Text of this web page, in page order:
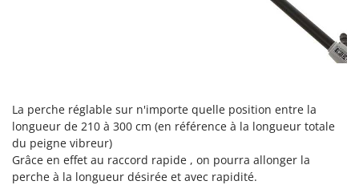
McCulloch
MCH
Michelin
La perche réglable sur n'importe quelle position entre la
longueur de 210 à 300 cm (en référence à la longueur totale
du peigne vibreur)
Grâce en effet au raccord rapide , on pourra allonger la
perche à la longueur désirée et avec rapidité.